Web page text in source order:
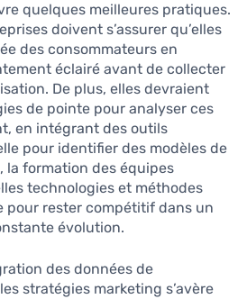
quelques meilleures pratiques.
doivent s’assurer qu’elles
des consommateurs en
éclairé avant de collecter
De plus, elles devraient
de pointe pour analyser ces
en intégrant des outils
pour identifier des modèles de
la formation des équipes
technologies et méthodes
pour rester compétitif dans un
évolution.
des données de
stratégies marketing s’avère